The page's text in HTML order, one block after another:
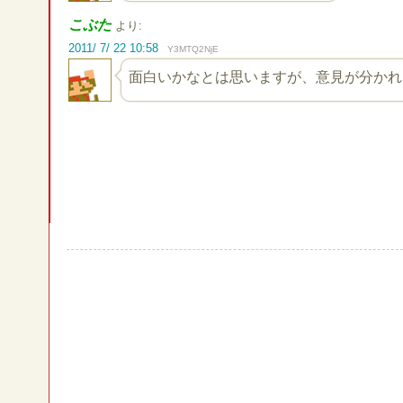
こぶた より:
2011/ 7/ 22 10:58
Y3MTQ2NjE
面白いかなとは思いますが、意見が分か